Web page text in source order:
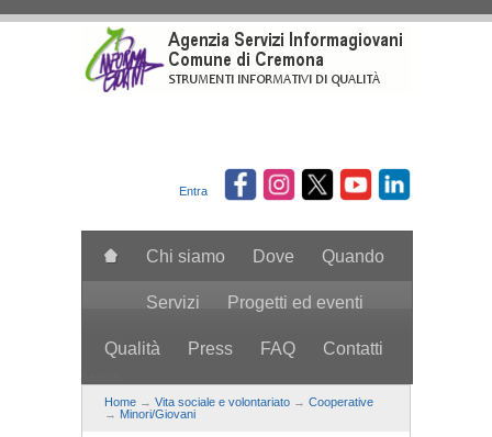
Entra
Chi siamo Dove Quando
Servizi Progetti ed eventi
Qualità Press FAQ Contatti
Home → Vita sociale e volontariato → Cooperative
→ Minori/Giovani